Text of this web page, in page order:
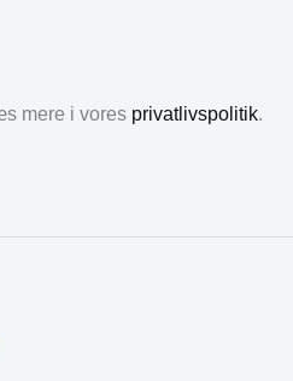
mere i vores privatlivspolitik.